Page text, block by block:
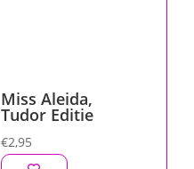
Miss Aleida,
Tudor Editie
€2,95